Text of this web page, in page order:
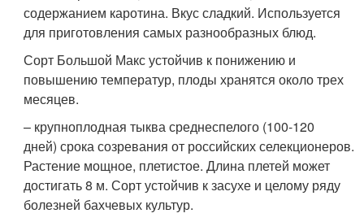
содержанием каротина. Вкус сладкий. Используется
для приготовления самых разнообразных блюд.
Сорт Большой Макс устойчив к понижению и
повышению температур, плоды хранятся около трех
месяцев.
– крупноплодная тыква среднеспелого (100-120
дней) срока созревания от российских селекционеров.
Растение мощное, плетистое. Длина плетей может
достигать 8 м. Сорт устойчив к засухе и целому ряду
болезней бахчевых культур.